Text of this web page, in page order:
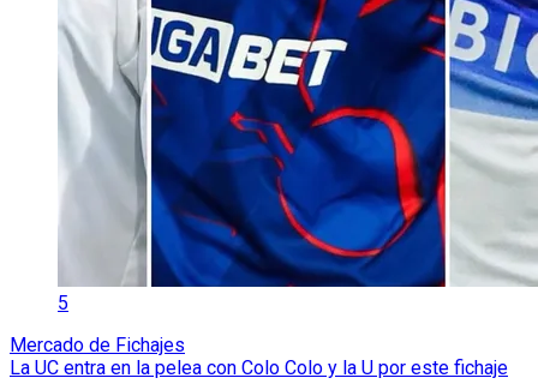
5
Mercado de Fichajes
La UC entra en la pelea con Colo Colo y la U por este fichaje